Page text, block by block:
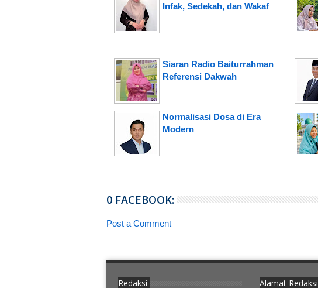
Infak, Sedekah, dan Wakaf
Siaran Radio Baiturrahman
Referensi Dakwah
Normalisasi Dosa di Era
Modern
0 FACEBOOK:
Post a Comment
Redaksi Alamat Redaksi